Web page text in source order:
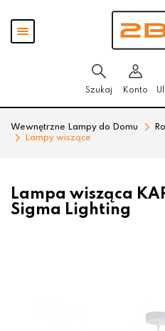
Pokaż
menu
Szukaj Konto
Wewnętrzne Lampy do Domu
Lampy wiszące
Lampa wisząca
Sigma Lighting